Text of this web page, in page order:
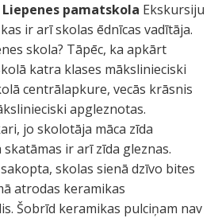
Liepenes pamatskola Ekskursiju
ir arī skolas ēdnīcas vadītāja.
skola? Tāpēc, ka apkārt
katra klases mākslinieciski
centrālapkure, vecās krāsnis
apgleznotas.
jo skolotāja māca zīda
ir arī zīda gleznas.
skolas sienā dzīvo bites
atrodas keramikas
Šobrīd keramikas pulciņam nav